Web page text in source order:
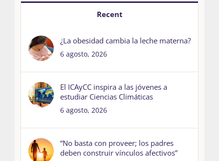
Recent
¿La obesidad cambia la leche materna?
6 agosto, 2026
El ICAyCC inspira a las jóvenes a
estudiar Ciencias Climáticas
6 agosto, 2026
“No basta con proveer; los padres
deben construir vínculos afectivos”